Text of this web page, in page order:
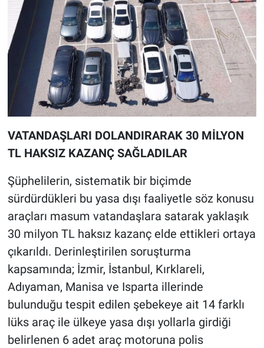
VATANDAŞLARI DOLANDIRARAK 30 MİLYON
TL HAKSIZ KAZANÇ SAĞLADILAR
Şüphelilerin, sistematik bir biçimde
sürdürdükleri bu yasa dışı faaliyetle söz konusu
araçları masum vatandaşlara satarak yaklaşık
30 milyon TL haksız kazanç elde ettikleri ortaya
çıkarıldı. Derinleştirilen soruşturma
kapsamında; İzmir, İstanbul, Kırklareli,
Adıyaman, Manisa ve Isparta illerinde
bulunduğu tespit edilen şebekeye ait 14 farklı
lüks araç ile ülkeye yasa dışı yollarla girdiği
belirlenen 6 adet araç motoruna polis